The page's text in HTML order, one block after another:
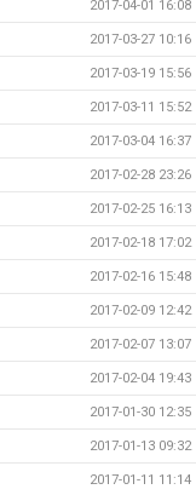
2017-04-01 16:08
2017-03-27 10:16
2017-03-19 15:56
2017-03-11 15:52
2017-03-04 16:37
2017-02-28 23:26
2017-02-25 16:13
2017-02-18 17:02
2017-02-16 15:48
2017-02-09 12:42
2017-02-07 13:07
2017-02-04 19:43
2017-01-30 12:35
2017-01-13 09:32
2017-01-11 11:14